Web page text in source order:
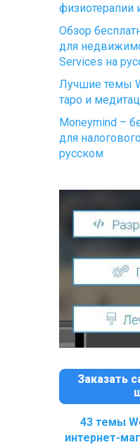
физиотерапии
Обзор
для
Services на
Лучшие темы
таро и
Moneymind –
для
русском
Заказать
43 темы
интернет-